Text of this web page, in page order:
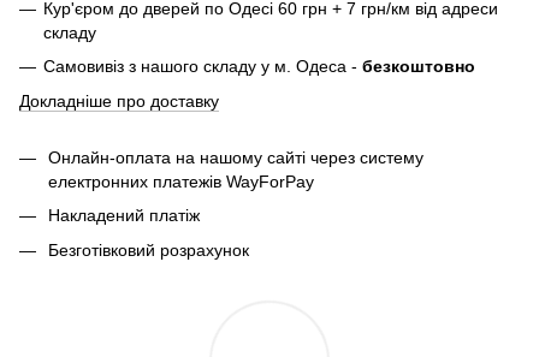
Кур'єром до дверей по Одесі 60 грн + 7 грн/км від адреси
складу
Самовивіз з нашого складу у м. Одеса - безкоштовно
Докладніше про доставку
Онлайн-оплата на нашому сайті через систему
електронних платежів WayForPay
Накладений платіж
Безготівковий розрахунок